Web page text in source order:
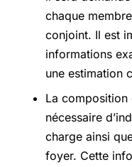
chaque
conjoint. Il est
informations
une estimation
La composition
nécessaire
charge ainsi
foyer. Cette